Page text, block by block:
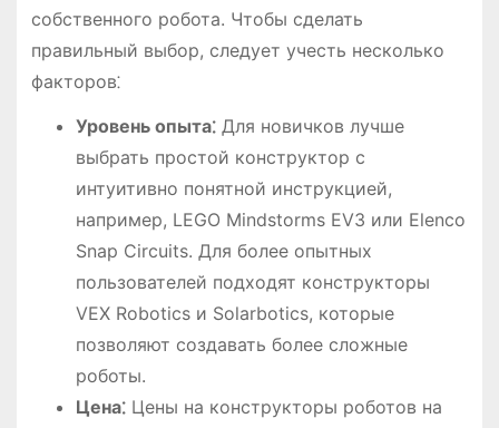
собственного робота. Чтобы сделать
правильный выбор, следует учесть несколько
факторов⁚
Уровень опыта⁚Для новичков лучше
выбрать простой конструктор с
интуитивно понятной инструкцией,
например, LEGO Mindstorms EV3 или Elenco
Snap Circuits. Для более опытных
пользователей подходят конструкторы
VEX Robotics и Solarbotics, которые
позволяют создавать более сложные
роботы.
Цена⁚Цены на конструкторы роботов на